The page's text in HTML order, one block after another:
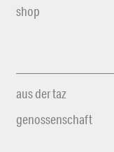
shop
aus der taz
genossenschaft